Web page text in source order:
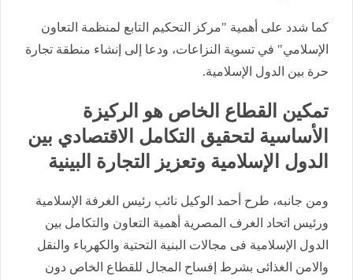
كما شدد على أهمية "مركز التحكيم التابع لمنظمة التعاون
الإسلامي" في تسوية النزاعات، ودعا إلى إنشاء منطقة تجارة
حرة بين الدول الإسلامية.
تمكين القطاع الخاص هو الركيزة
الأساسية لتحقيق التكامل الاقتصادي بين
الدول الإسلامية وتعزيز التجارة البينية
ومن جانبه، طرح أحمد الوكيل نائب رئيس الغرفة الإسلامية
ورئيس اتحاد الغرف المصرية أهمية التعاون والتكامل بين
الدول الإسلامية فى مجالات البنية التحتية والكهرباء والنقل
والامن الغذائى بشرط إفساح المجال للقطاع الخاص دون